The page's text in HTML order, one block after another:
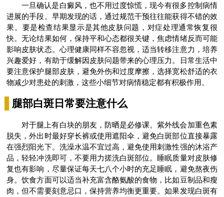
一旦确认是白癜风，也不用过度惊慌，现今有很多控制病情
进展的手段。早期发现的话，通过规范干预往往能获得不错的效
果。要是检查结果显示是其他皮肤问题，对症处理通常恢复很
快。无论结果如何，保持平和心态都很关键，焦虑情绪反而可能
影响皮肤状态。心理健康同样不容忽视，适当转移注意力，培养
兴趣爱好，有助于缓解因皮肤问题带来的心理压力。日常生活中
要注意保护腿部皮肤，避免外伤和过度摩擦，选择宽松舒适的衣
物减少对患处的刺激，这些小细节对病情稳定都有积极作用。
腿部白斑日常要注意什么
对于腿上有白块的朋友，防晒是必修课。紫外线会加重色素
脱失，外出时最好穿长裤或使用遮阳伞，避免白斑部位直接暴露
在强烈阳光下。洗澡水温不宜过高，避免使用刺激性强的沐浴产
品，轻轻冲洗即可，不要用力搓洗白斑部位。睡眠质量对皮肤修
复也有影响，尽量保证每天七八个小时的充足睡眠，避免熬夜伤
身。饮食方面可以适当补充富含酪氨酸的食物，比如豆制品和瘦
肉，但不需要刻意忌口，保持营养均衡更重要。如果发现白斑有